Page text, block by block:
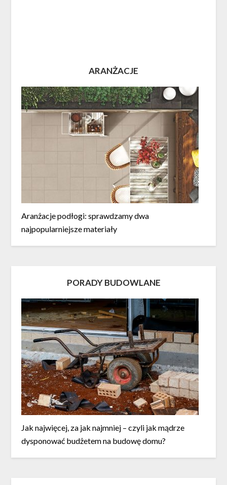
ARANŻACJE
Aranżacje podłogi: sprawdzamy dwa
najpopularniejsze materiały
PORADY BUDOWLANE
Jak najwięcej, za jak najmniej – czyli jak mądrze
dysponować budżetem na budowę domu?